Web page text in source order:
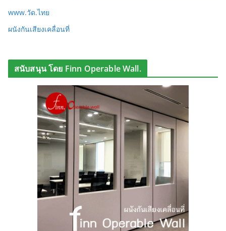
www.วัด.ไทย
ผนังกันเสียงเคลื่อนที่
สนับสนุน โดย Finn Operable Wall.